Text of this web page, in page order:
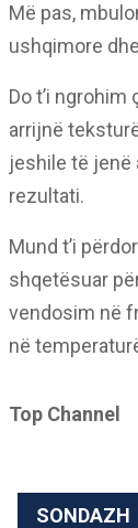
Më pas,
ushqimore
Do t’i
arrijnë
jeshile të jenë
rezultati.
Mund t’i
shqetësuar
vendosim në
në
Top Channel
SONDAZH